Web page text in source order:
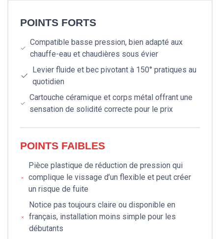
POINTS FORTS
Compatible basse pression, bien adapté aux
chauffe-eau et chaudières sous évier
Levier fluide et bec pivotant à 150° pratiques au
quotidien
Cartouche céramique et corps métal offrant une
sensation de solidité correcte pour le prix
POINTS FAIBLES
Pièce plastique de réduction de pression qui
complique le vissage d’un flexible et peut créer
un risque de fuite
Notice pas toujours claire ou disponible en
français, installation moins simple pour les
débutants